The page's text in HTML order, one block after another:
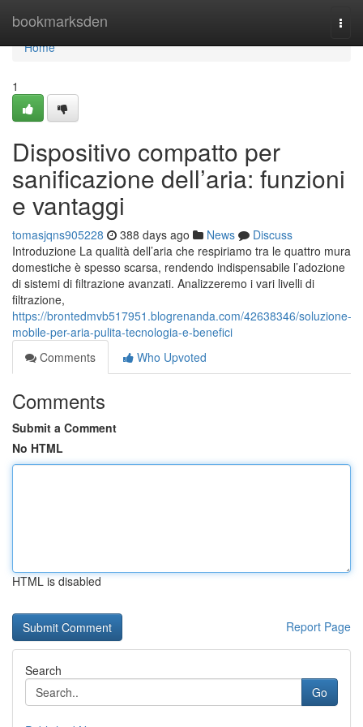
bookmarksden
Home
Home
1
Dispositivo compatto per
sanificazione dell’aria: funzioni
e vantaggi
tomasjqns905228 388 days ago News
Discuss
Introduzione La qualità dell’aria che respiriamo tra le quattro mura
domestiche è spesso scarsa, rendendo indispensabile l’adozione
di sistemi di filtrazione avanzati. Analizzeremo i vari livelli di
filtrazione,
https://brontedmvb517951.blogrenanda.com/42638346/soluzione-
mobile-per-aria-pulita-tecnologia-e-benefici
Comments
Who Upvoted
Comments
Submit a Comment
No HTML
HTML is disabled
Report Page
Search
Go